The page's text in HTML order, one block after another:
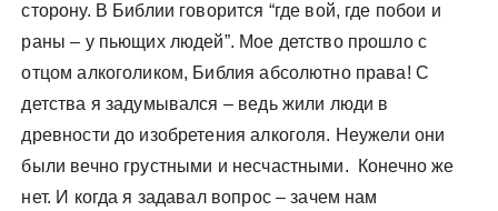
сторону. В Библии говорится “где вой, где побои и
раны – у пьющих людей”. Мое детство прошло с
отцом алкоголиком, Библия абсолютно права! С
детства я задумывался – ведь жили люди в
древности до изобретения алкоголя. Неужели они
были вечно грустными и несчастными. Конечно же
нет. И когда я задавал вопрос – зачем нам